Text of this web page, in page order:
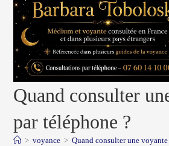
Quand consulter
par téléphone ?
> voyance > Quand consulter une